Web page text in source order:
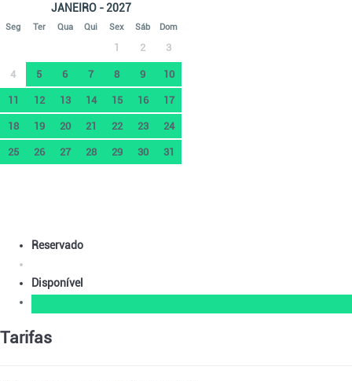
JANEIRO - 2027
Seg Ter Qua Qui Sex Sáb Dom
1 2 3
4 5 6 7 8 9 10
11 12 13 14 15 16 17
18 19 20 21 22 23 24
25 26 27 28 29 30 31
Reservado
Disponível
Tarifas